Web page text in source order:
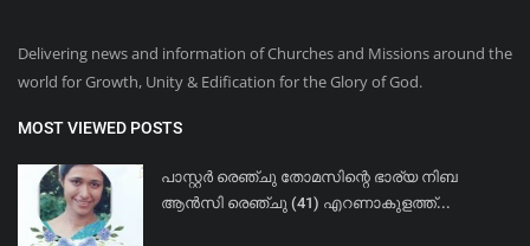
Delivering news and information of Churches and Missions around the
world for Growth, Unity & Edification for the Glory of God.
MOST VIEWED POSTS
പാസ്റ്റർ രെഞ്ചു തോമസിന്റെ ഭാര്യ നിബ
ആൻസി രെഞ്ചു (41) എറണാകുളത്ത്...